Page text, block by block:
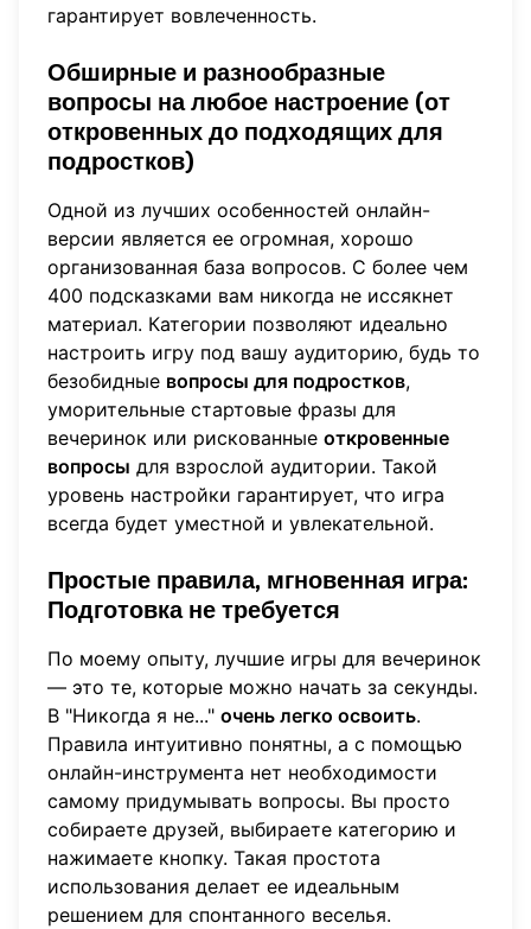
гарантирует вовлеченность.
Обширные и разнообразные
вопросы на любое настроение (от
откровенных до подходящих для
подростков)
Одной из лучших особенностей онлайн-
версии является ее огромная, хорошо
организованная база вопросов. С более чем
400 подсказками вам никогда не иссякнет
материал. Категории позволяют идеально
настроить игру под вашу аудиторию, будь то
безобидные вопросы для подростков,
уморительные стартовые фразы для
вечеринок или рискованные откровенные
вопросы для взрослой аудитории. Такой
уровень настройки гарантирует, что игра
всегда будет уместной и увлекательной.
Простые правила, мгновенная игра:
Подготовка не требуется
По моему опыту, лучшие игры для вечеринок
— это те, которые можно начать за секунды.
В "Никогда я не..." очень легко освоить.
Правила интуитивно понятны, а с помощью
онлайн-инструмента нет необходимости
самому придумывать вопросы. Вы просто
собираете друзей, выбираете категорию и
нажимаете кнопку. Такая простота
использования делает ее идеальным
решением для спонтанного веселья.